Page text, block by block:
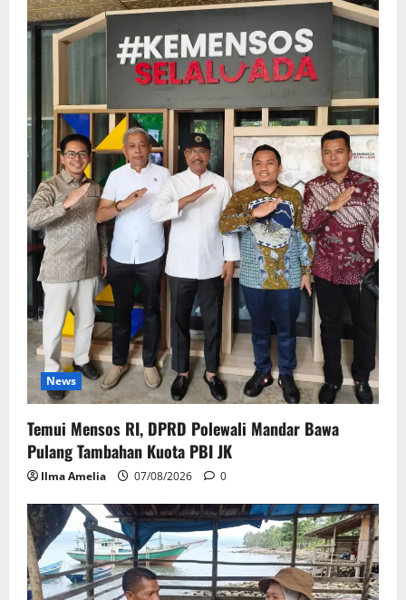
News
Temui Mensos RI, DPRD Polewali Mandar Bawa
Pulang Tambahan Kuota PBI JK
Ilma Amelia 07/08/2026 0